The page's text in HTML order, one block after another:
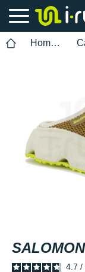
Homem
SALOMON
4.7 /